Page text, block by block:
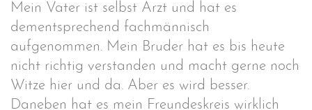
Mein Vater ist selbst Arzt und hat es
dementsprechend fachmännisch
aufgenommen. Mein Bruder hat es bis heute
nicht richtig verstanden und macht gerne noch
Witze hier und da. Aber es wird besser.
Daneben hat es mein Freundeskreis wirklich